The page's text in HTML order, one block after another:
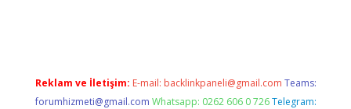
Reklam ve İletişim: E-mail: backlinkpaneli@gmail.com Teams:
forumhizmeti@gmail.com Whatsapp: 0262 606 0 726 Telegram: